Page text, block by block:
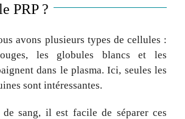
PRP ?
avons plusieurs types de cellules :
les globules blancs et les
dans le plasma. Ici, seules les
sont intéressantes.
sang, il est facile de séparer ces